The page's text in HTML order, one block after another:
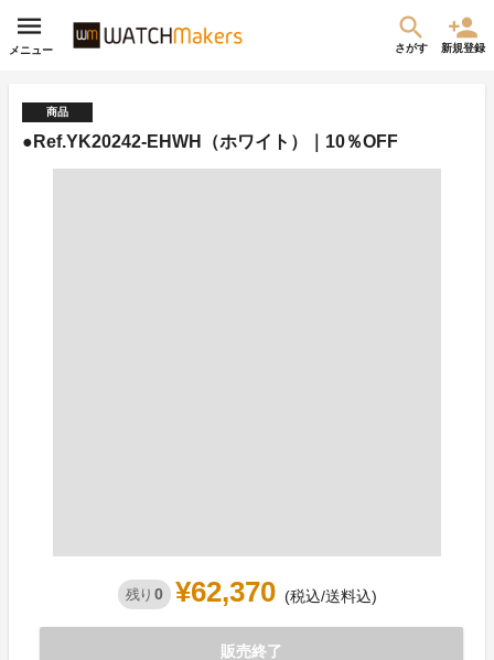
メニュー さがす 新規登録
商品
●Ref.YK20242-EHWH（ホワイト）｜10％OFF
残り 0 ¥62,370 (税込/送料込)
販売終了